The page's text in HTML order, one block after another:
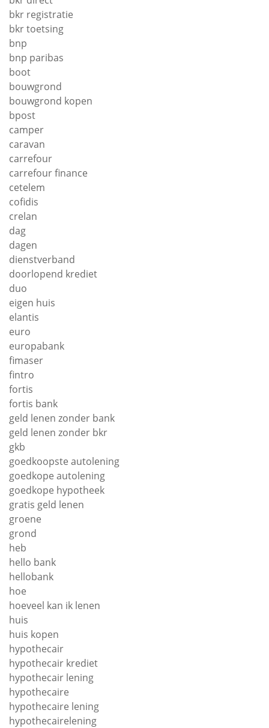
bkr registratie
bkr toetsing
bnp
bnp paribas
boot
bouwgrond
bouwgrond kopen
bpost
camper
caravan
carrefour
carrefour finance
cetelem
cofidis
crelan
dag
dagen
dienstverband
doorlopend krediet
duo
eigen huis
elantis
euro
europabank
fimaser
fintro
fortis
fortis bank
geld lenen zonder bank
geld lenen zonder bkr
gkb
goedkoopste autolening
goedkope autolening
goedkope hypotheek
gratis geld lenen
groene
grond
heb
hello bank
hellobank
hoe
hoeveel kan ik lenen
huis
huis kopen
hypothecair
hypothecair krediet
hypothecair lening
hypothecaire
hypothecaire lening
hypothecairelening